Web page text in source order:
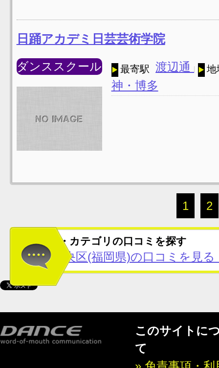
日踊アカデミ日芸芸術学院
ダンススクール 最寄駅 渡辺通 地
神・博多
1 2
この地域・カテゴリの口コミを探す
福岡市中央区(福岡県)の口コミを見る
このサイトに
て